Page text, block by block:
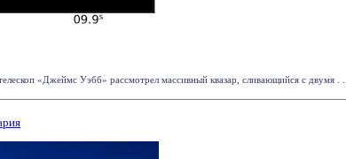
«Джеймс Уэбб» рассмотрел массивный квазар, сливающийся с двумя . . .